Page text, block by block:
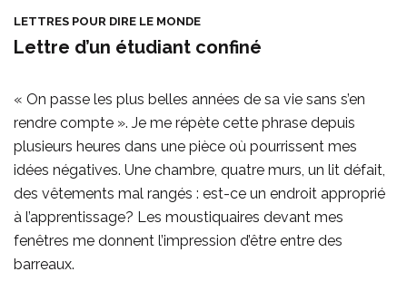
LETTRES POUR DIRE LE MONDE
Lettre d’un étudiant confiné
« On passe les plus belles années de sa vie sans s’en
rendre compte ». Je me répète cette phrase depuis
plusieurs heures dans une pièce où pourrissent mes
idées négatives. Une chambre, quatre murs, un lit défait,
des vêtements mal rangés : est-ce un endroit approprié
à l’apprentissage? Les moustiquaires devant mes
fenêtres me donnent l’impression d’être entre des
barreaux.